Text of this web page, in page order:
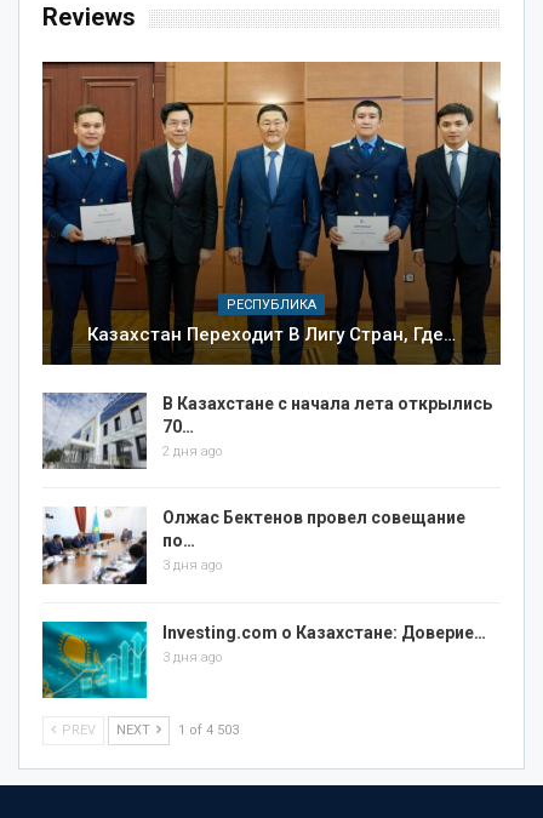
Reviews
РЕСПУБЛИКА
Казахстан Переходит В Лигу Стран, Где…
В Казахстане с начала лета открылись
70…
2 дня ago
Олжас Бектенов провел совещание
по…
3 дня ago
Investing.com о Казахстане: Доверие…
3 дня ago
PREV NEXT 1 of 4 503